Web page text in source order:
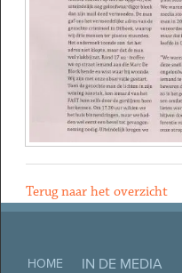
Terug naar het overzicht
HOME IN DE MEDIA